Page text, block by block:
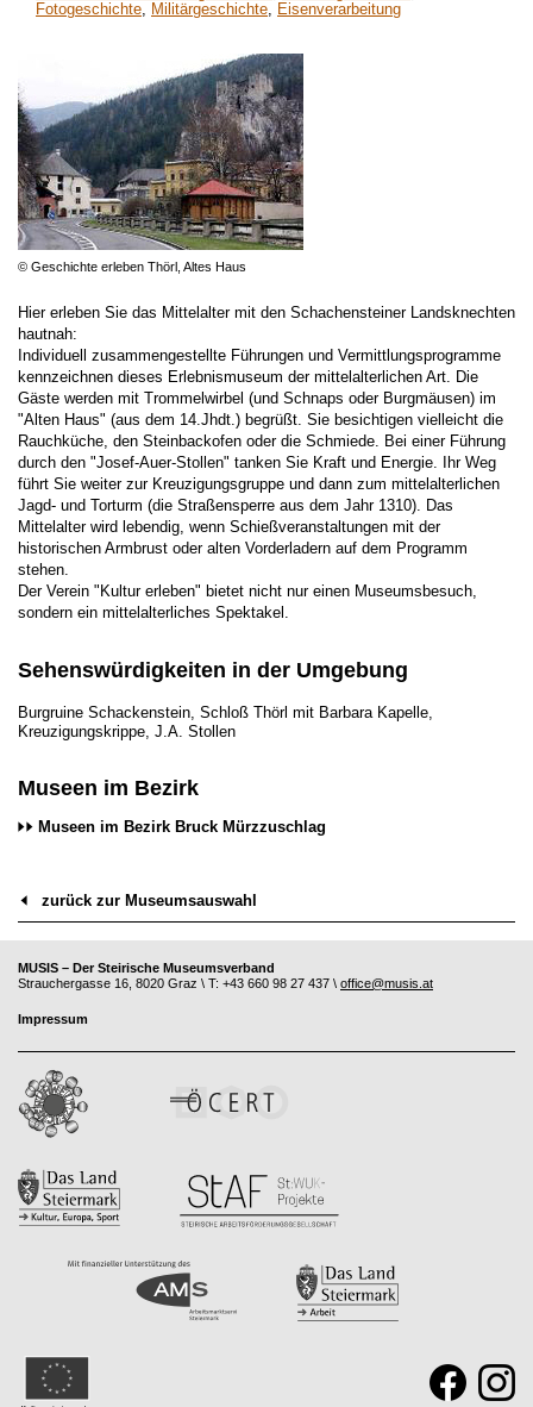
Fotogeschichte
Militärgeschichte Eisenverarbeitung
© Geschichte erleben Thörl, Altes Haus
Hier erleben Sie das Mittelalter mit den Schachensteiner Landsknechten
hautnah:
Individuell zusammengestellte Führungen und Vermittlungsprogramme
kennzeichnen dieses Erlebnismuseum der mittelalterlichen Art. Die
Gäste werden mit Trommelwirbel (und Schnaps oder Burgmäusen) im
"Alten Haus" (aus dem 14.Jhdt.) begrüßt. Sie besichtigen vielleicht die
Rauchküche, den Steinbackofen oder die Schmiede. Bei einer Führung
durch den "Josef-Auer-Stollen" tanken Sie Kraft und Energie. Ihr Weg
führt Sie weiter zur Kreuzigungsgruppe und dann zum mittelalterlichen
Jagd- und Torturm (die Straßensperre aus dem Jahr 1310). Das
Mittelalter wird lebendig, wenn Schießveranstaltungen mit der
historischen Armbrust oder alten Vorderladern auf dem Programm
stehen.
Der Verein "Kultur erleben" bietet nicht nur einen Museumsbesuch,
sondern ein mittelalterliches Spektakel.
Sehenswürdigkeiten in der Umgebung
Burgruine Schackenstein, Schloß Thörl mit Barbara Kapelle,
Kreuzigungskrippe, J.A. Stollen
Museen im Bezirk
Museen im Bezirk Bruck Mürzzuschlag
zurück zur Museumsauswahl
MUSIS – Der Steirische Museumsverband
Strauchergasse 16, 8020 Graz \ T: +43 660 98 27 437 \ office@musis.at
Impressum